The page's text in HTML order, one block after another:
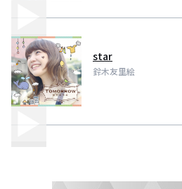
star
鈴木友里絵